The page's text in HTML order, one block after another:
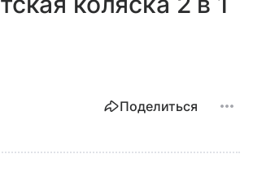
Поделиться